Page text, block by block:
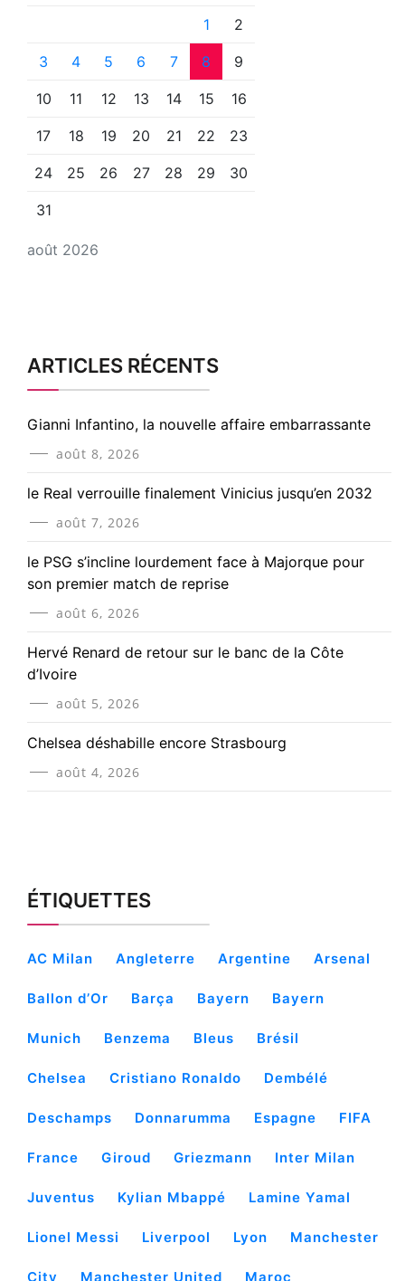
août 2026
1 2
3 4 5 6 7 8 9
10 11 12 13 14 15 16
17 18 19 20 21 22 23
24 25 26 27 28 29 30
31
ARTICLES RÉCENTS
Gianni Infantino, la nouvelle affaire embarrassante
août 8, 2026
le Real verrouille finalement Vinicius jusqu’en 2032
août 7, 2026
le PSG s’incline lourdement face à Majorque pour
son premier match de reprise
août 6, 2026
Hervé Renard de retour sur le banc de la Côte
d’Ivoire
août 5, 2026
Chelsea déshabille encore Strasbourg
août 4, 2026
ÉTIQUETTES
AC Milan Angleterre Argentine Arsenal
Ballon d’Or Barça Bayern Bayern
Munich Benzema Bleus Brésil
Chelsea Cristiano Ronaldo Dembélé
Deschamps Donnarumma Espagne FIFA
France Giroud Griezmann Inter Milan
Juventus Kylian Mbappé Lamine Yamal
Lionel Messi Liverpool Lyon Manchester
City Manchester United Maroc